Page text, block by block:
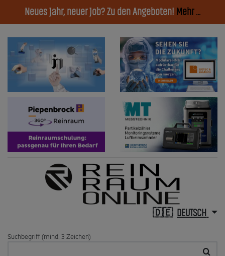
Neues Jahr, neuer Job? Zu den Angeboten! Mehr ...
DEUTSCH
Suchbegriff (mind. 3 Zeichen)